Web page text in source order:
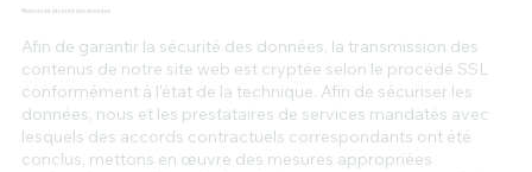
Mesures de sécurité des données
Afin de garantir la sécurité des données, la transmission des
contenus de notre site web est cryptée selon le procédé SSL
conformément à l'état de la technique. Afin de sécuriser les
données, nous et les prestataires de services mandatés avec
lesquels des accords contractuels correspondants ont été
conclus, mettons en œuvre des mesures appropriées